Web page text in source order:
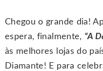
Chegou o grande dia!
espera, finalmente, “A
às melhores lojas do
Diamante! E para